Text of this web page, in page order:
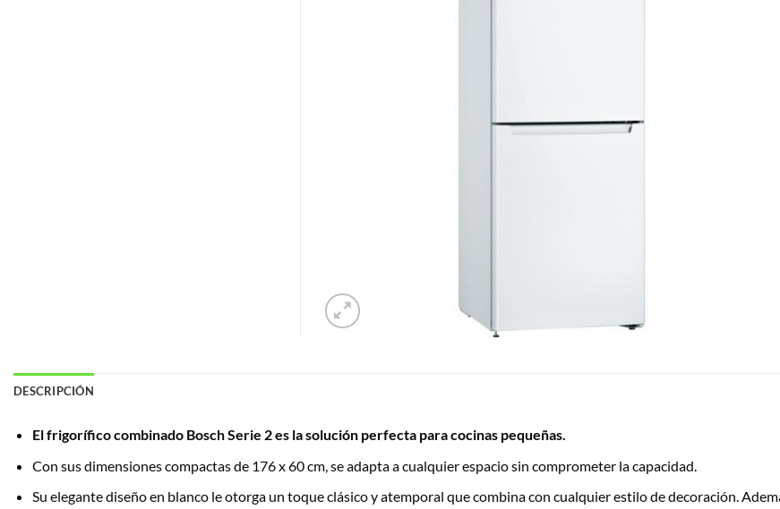
DESCRIPCIÓN
El frigorífico combinado Bosch Serie 2 es la solución perfecta para cocinas pequeñas.
Con sus dimensiones compactas de 176 x 60 cm, se adapta a cualquier espacio sin comprometer la capacidad.
Su elegante diseño en blanco le otorga un toque clásico y atemporal que combina con cualquier estilo de decoración.